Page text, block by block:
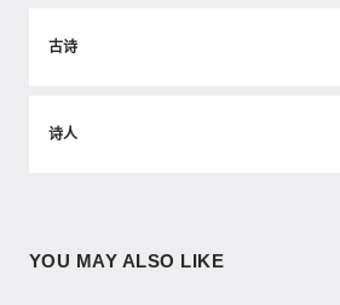
古诗
诗人
YOU MAY ALSO LIKE